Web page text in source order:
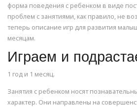
форма поведения с ребенком в виде
проблем с занятиями, как правило, не
теперь описание игр для развития
месяцам.
Играем и
1 год и 1 месяц.
Занятия с ребенком носят
характер. Они направлены на